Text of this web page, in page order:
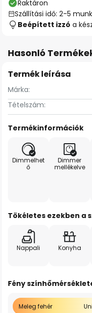
Raktáron
Szállítási idő: 2-5
Beépített izzó a
Hasonló
Termék leírása
Márka:
Tételszám:
Termékinformációk
Dimmelhet
ő
Dimmer
mellékelve
Tökéletes ezekben a
Nappali Konyha
Fény
Meleg fehér